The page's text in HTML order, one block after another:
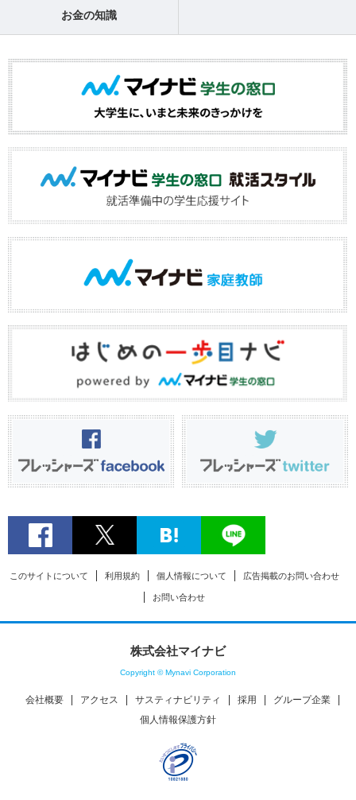
お金の知識
このサイトについて 利用規約 個人情報について 広告掲載のお問い合わせ
お問い合わせ
株式会社マイナビ
Copyright © Mynavi Corporation
会社概要 アクセス サスティナビリティ 採用
グループ企業
個人情報保護方針